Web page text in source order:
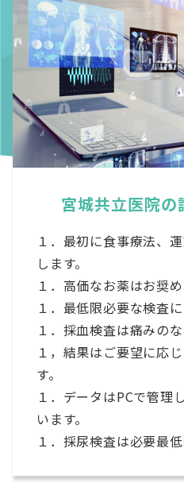
宮城共立医院の
１．最初に食事療法、
します。
１．高価なお薬はお奨め
１．最低限必要な検査に
１．採血検査は痛みの
１，結果はご要望に応
す。
１．データはPCで管理
います。
１．採尿検査は必要最低